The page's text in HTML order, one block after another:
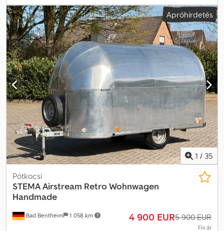
vámjelzés (export szám) nálunk kapható. A hibák, nyomdai hibák és
az eladásra kerülő termékekre vonatkozó változtatások
fenntartva. A műszaki adatok és a felszerelési jellemzők külön
ellenőrizendők. A szerződésnek megfelelő állapot kizárólag az,
amely a vásárláskor a helyszínen megvizsgálható és írásban
megerősíthető. Kérjük, egyeztessen időpontot... Crjdpfxoyyty Do
Abxsf
Apróhirdetés
1 / 35
Bad Bentheim 1 058 km
Pótkocsi
STEMAAirstream Retro Wohnwagen
Handmade
4 900 EUR5 900 EUR
Fix ár